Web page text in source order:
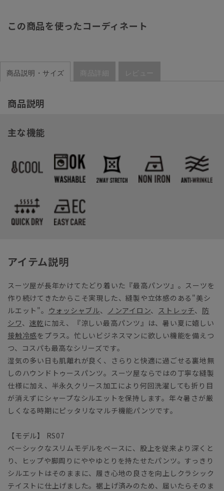
この商品を使ったコーディネート
商品説明・サイズ 商品詳細 レビュー
商品説明
主な機能
アイテム説明
スーツ屋が長年かけてたどり着いた『最高パンツ』。スーツを
作り続けてきたからこそ実現した、縫製や立体感のある"美シ
ルエット"。 ウォッシャブル、 ノンアイロン、 ストレッチ、 防
シワ、 速乾 に加え、『涼しい最高パンツ』は、暑い夏に嬉しい
接触冷感をプラス。忙しいビジネスマンに欲しい機能を備えつ
つ、コスパも最高なシリーズです。
湿気の多い日も肌離れが良く、さらりと快適に過ごせる裏地無
しのハウンドトゥースパンツ。スーツ屋ならではの丁寧な縫製
仕様に加え、半永久クリース加工により何回洗濯しても折り目
が消えずにシャープなシルエットを保持します。年々暑さが厳
しくなる時期にピッタリなマルチ機能パンツです。
【モデル】 RS07
ベーシックなスリムモデルをベースに、股上を従来より深くと
り、ヒップや脚周りにややゆとりを持たせたパンツ。すっきり
シルエットはそのままに、履き心地の良さを向上しクラシック
テイストに仕上げました。裾上げ済みのため、届いたらそのま